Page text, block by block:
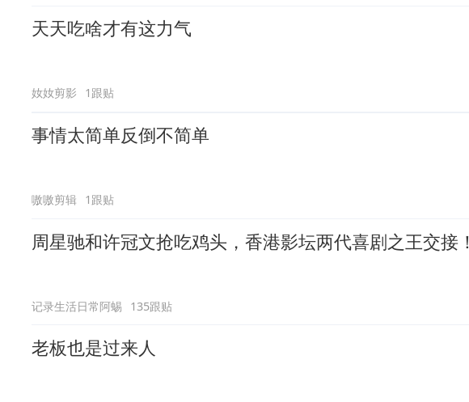
天天吃啥才有这力气
奻奻剪影 1跟贴
事情太简单反倒不简单
嗷嗷剪辑 1跟贴
周星驰和许冠文抢吃鸡头，香港影坛两代喜剧之王交接！
记录生活日常阿蜴 135跟贴
老板也是过来人